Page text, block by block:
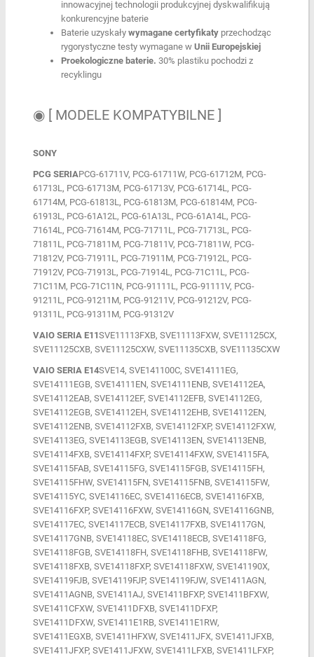
innowacyjnej technologii produkcyjnej dyskwalifikują
konkurencyjne baterie
Baterie uzyskały wymagane certyfikaty przechodząc
rygorystyczne testy wymagane w Unii Europejskiej
Proekologiczne baterie. 30% plastiku pochodzi z
recyklingu
◉ [ MODELE KOMPATYBILNE ]
SONY
PCG SERIAPCG-61711V, PCG-61711W, PCG-61712M, PCG-
61713L, PCG-61713M, PCG-61713V, PCG-61714L, PCG-
61714M, PCG-61813L, PCG-61813M, PCG-61814M, PCG-
61913L, PCG-61A12L, PCG-61A13L, PCG-61A14L, PCG-
71614L, PCG-71614M, PCG-71711L, PCG-71713L, PCG-
71811L, PCG-71811M, PCG-71811V, PCG-71811W, PCG-
71812V, PCG-71911L, PCG-71911M, PCG-71912L, PCG-
71912V, PCG-71913L, PCG-71914L, PCG-71C11L, PCG-
71C11M, PCG-71C11N, PCG-91111L, PCG-91111V, PCG-
91211L, PCG-91211M, PCG-91211V, PCG-91212V, PCG-
91311L, PCG-91311M, PCG-91312V
VAIO SERIA E11SVE11113FXB, SVE11113FXW, SVE11125CX,
SVE11125CXB, SVE11125CXW, SVE11135CXB, SVE11135CXW
VAIO SERIA E14SVE14, SVE141100C, SVE14111EG,
SVE14111EGB, SVE14111EN, SVE14111ENB, SVE14112EA,
SVE14112EAB, SVE14112EF, SVE14112EFB, SVE14112EG,
SVE14112EGB, SVE14112EH, SVE14112EHB, SVE14112EN,
SVE14112ENB, SVE14112FXB, SVE14112FXP, SVE14112FXW,
SVE14113EG, SVE14113EGB, SVE14113EN, SVE14113ENB,
SVE14114FXB, SVE14114FXP, SVE14114FXW, SVE14115FA,
SVE14115FAB, SVE14115FG, SVE14115FGB, SVE14115FH,
SVE14115FHW, SVE14115FN, SVE14115FNB, SVE14115FW,
SVE14115YC, SVE14116EC, SVE14116ECB, SVE14116FXB,
SVE14116FXP, SVE14116FXW, SVE14116GN, SVE14116GNB,
SVE14117EC, SVE14117ECB, SVE14117FXB, SVE14117GN,
SVE14117GNB, SVE14118EC, SVE14118ECB, SVE14118FG,
SVE14118FGB, SVE14118FH, SVE14118FHB, SVE14118FW,
SVE14118FXB, SVE14118FXP, SVE14118FXW, SVE141190X,
SVE14119FJB, SVE14119FJP, SVE14119FJW, SVE1411AGN,
SVE1411AGNB, SVE1411AJ, SVE1411BFXP, SVE1411BFXW,
SVE1411CFXW, SVE1411DFXB, SVE1411DFXP,
SVE1411DFXW, SVE1411E1RB, SVE1411E1RW,
SVE1411EGXB, SVE1411HFXW, SVE1411JFX, SVE1411JFXB,
SVE1411JFXP, SVE1411JFXW, SVE1411LFXB, SVE1411LFXP,